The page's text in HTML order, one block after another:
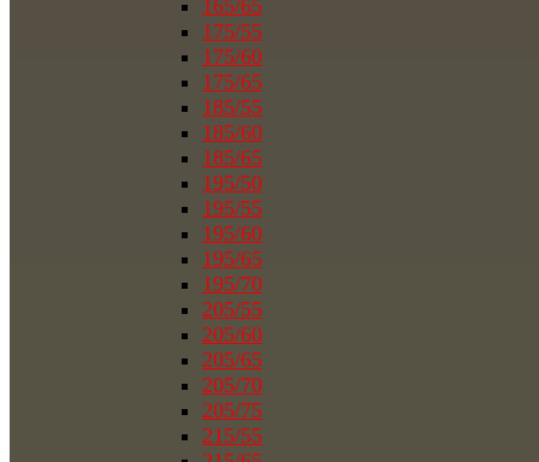
165/65
175/55
175/60
175/65
185/55
185/60
185/65
195/50
195/55
195/60
195/65
195/70
205/55
205/60
205/65
205/70
205/75
215/55